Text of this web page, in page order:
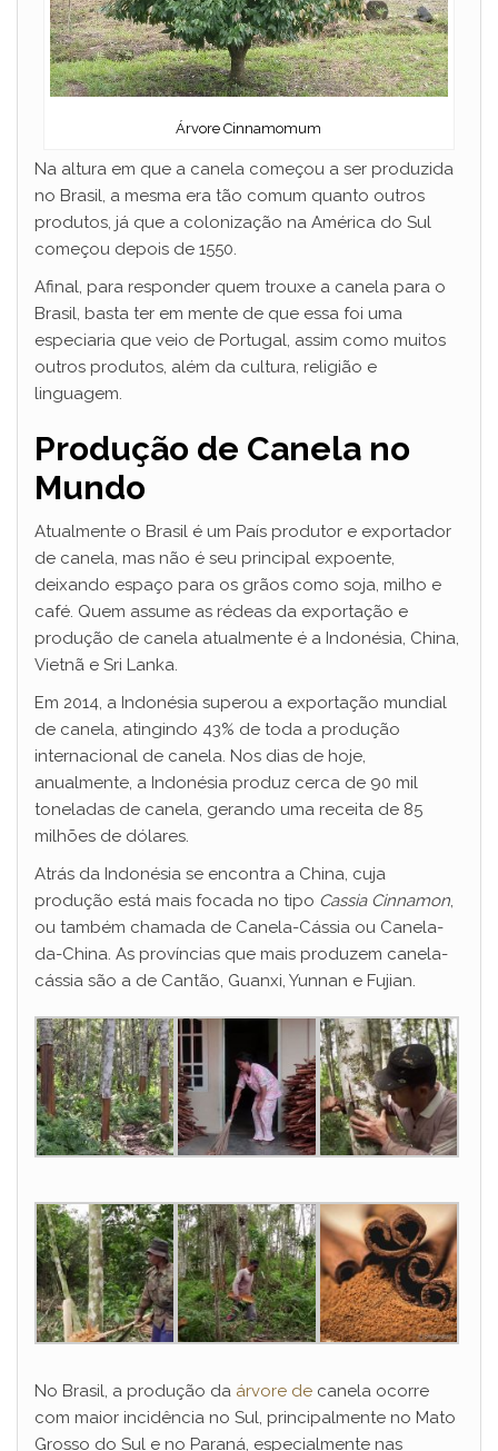
Árvore Cinnamomum
Na altura em que a canela começou a ser produzida
no Brasil, a mesma era tão comum quanto outros
produtos, já que a colonização na América do Sul
começou depois de 1550.
Afinal, para responder quem trouxe a canela para o
Brasil, basta ter em mente de que essa foi uma
especiaria que veio de Portugal, assim como muitos
outros produtos, além da cultura, religião e
linguagem.
Produção de Canela no
Mundo
Atualmente o Brasil é um País produtor e exportador
de canela, mas não é seu principal expoente,
deixando espaço para os grãos como soja, milho e
café. Quem assume as rédeas da exportação e
produção de canela atualmente é a Indonésia, China,
Vietnã e Sri Lanka.
Em 2014, a Indonésia superou a exportação mundial
de canela, atingindo 43% de toda a produção
internacional de canela. Nos dias de hoje,
anualmente, a Indonésia produz cerca de 90 mil
toneladas de canela, gerando uma receita de 85
milhões de dólares.
Atrás da Indonésia se encontra a China, cuja
produção está mais focada no tipo Cassia Cinnamon,
ou também chamada de Canela-Cássia ou Canela-
da-China. As províncias que mais produzem canela-
cássia são a de Cantão, Guanxi, Yunnan e Fujian.
No Brasil, a produção da árvore de canela ocorre
com maior incidência no Sul, principalmente no Mato
Grosso do Sul e no Paraná, especialmente nas